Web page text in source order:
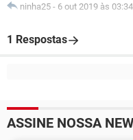
ninha25 - 6 out 2019 às 03:34
1 Respostas
ASSINE NOSSA